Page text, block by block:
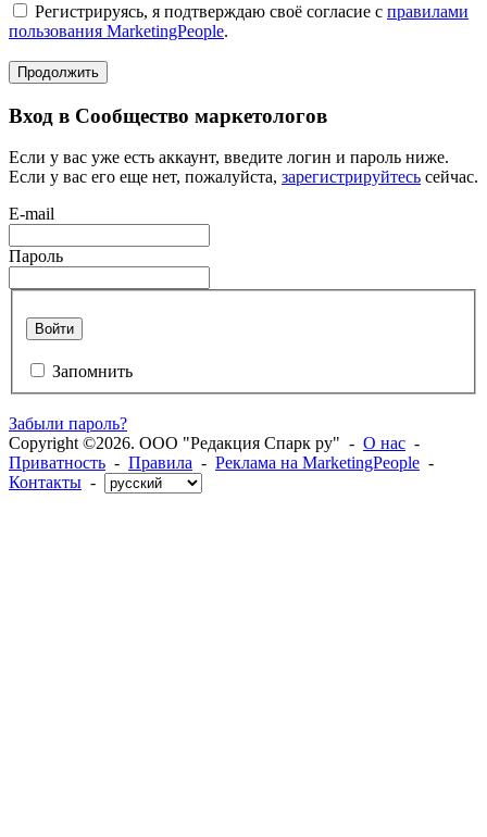
Регистрируясь, я подтверждаю своё согласие с правилами
пользования MarketingPeople.
Продолжить
Вход в Сообщество маркетологов
Если у вас уже есть аккаунт, введите логин и пароль ниже.
Если у вас его еще нет, пожалуйста, зарегистрируйтесь сейчас.
E-mail
Пароль
Войти
Запомнить
Забыли пароль?
Copyright ©2026. ООО "Редакция Спарк ру" - О нас -
Приватность - Правила - Реклама на MarketingPeople -
Контакты -